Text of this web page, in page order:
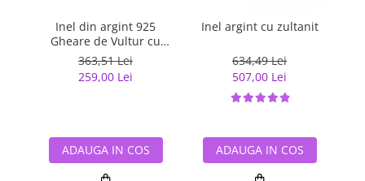
Inel din argint 925
Gheare de Vultur cu
zirconiu negru
363,51 Lei
259,00 Lei
ADAUGA IN COS
Inel argint cu zultanit
634,49 Lei
507,00 Lei
ADAUGA IN COS